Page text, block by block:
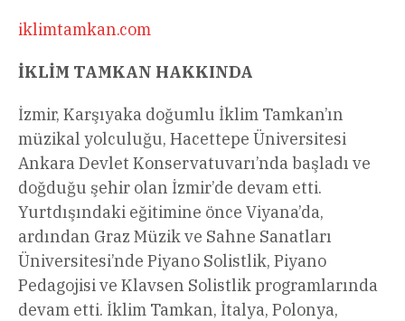
iklimtamkan.com
İKLİM TAMKAN HAKKINDA
İzmir, Karşıyaka doğumlu İklim Tamkan’ın
müzikal yolculuğu, Hacettepe Üniversitesi
Ankara Devlet Konservatuvarı’nda başladı ve
doğduğu şehir olan İzmir’de devam etti.
Yurtdışındaki eğitimine önce Viyana’da,
ardından Graz Müzik ve Sahne Sanatları
Üniversitesi’nde Piyano Solistlik, Piyano
Pedagojisi ve Klavsen Solistlik programlarında
devam etti. İklim Tamkan, İtalya, Polonya,